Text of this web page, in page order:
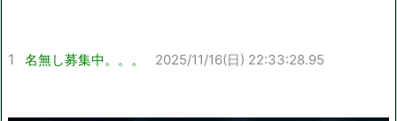
1 名無し募集中。。。 2025/11/16(日) 22:33:28.95